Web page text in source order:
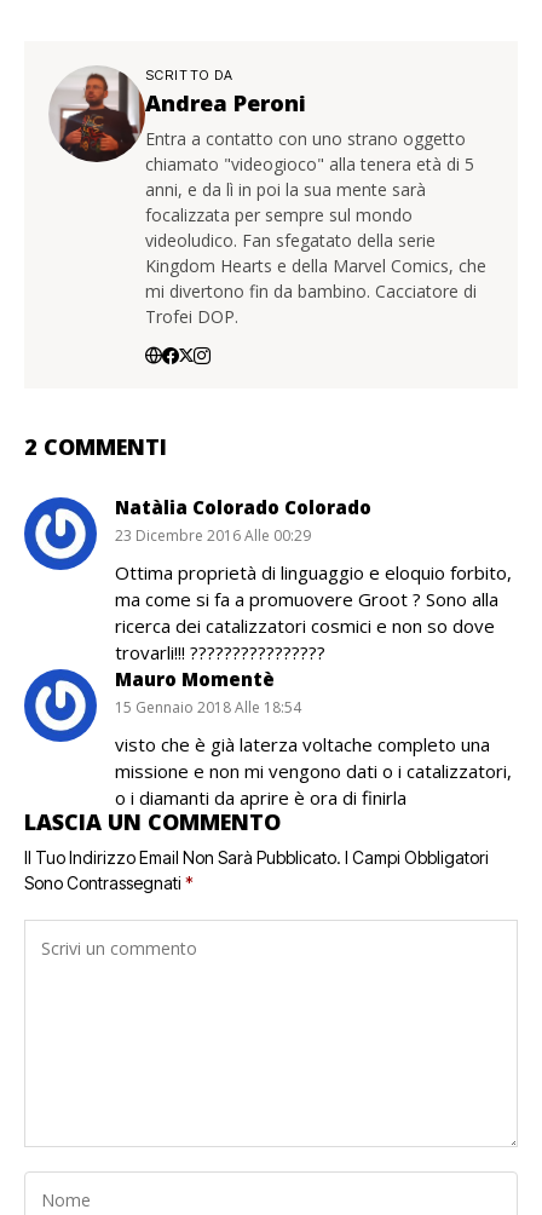
SCRITTO DA
Andrea Peroni
Entra a contatto con uno strano oggetto
chiamato "videogioco" alla tenera età di 5
anni, e da lì in poi la sua mente sarà
focalizzata per sempre sul mondo
videoludico. Fan sfegatato della serie
Kingdom Hearts e della Marvel Comics, che
mi divertono fin da bambino. Cacciatore di
Trofei DOP.
2 COMMENTI
Natàlia Colorado Colorado
23 Dicembre 2016 Alle 00:29
Ottima proprietà di linguaggio e eloquio forbito,
ma come si fa a promuovere Groot ? Sono alla
ricerca dei catalizzatori cosmici e non so dove
trovarli!!! ????????????????
Mauro Momentè
15 Gennaio 2018 Alle 18:54
visto che è già laterza voltache completo una
missione e non mi vengono dati o i catalizzatori,
o i diamanti da aprire è ora di finirla
LASCIA UN COMMENTO
Il Tuo Indirizzo Email Non Sarà Pubblicato. I Campi Obbligatori
Sono Contrassegnati *